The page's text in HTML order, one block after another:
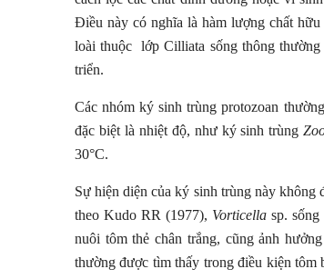
Điều này có nghĩa là hàm lượng chất
loài thuộc lớp Cilliata sống thông
triển.
Các nhóm ký sinh trùng protozoan
đặc biệt là nhiệt độ, như ký sinh trùng
30°C.
Sự hiện diện của ký sinh trùng này
theo Kudo RR (1977), Vorticella sp.
nuôi tôm thẻ chân trắng, cũng ảnh
thường được tìm thấy trong điều kiện tôm